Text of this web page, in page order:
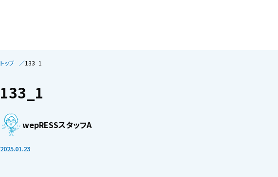
トップ 133_1
133_1
wepRESSスタッフA
2025.01.23